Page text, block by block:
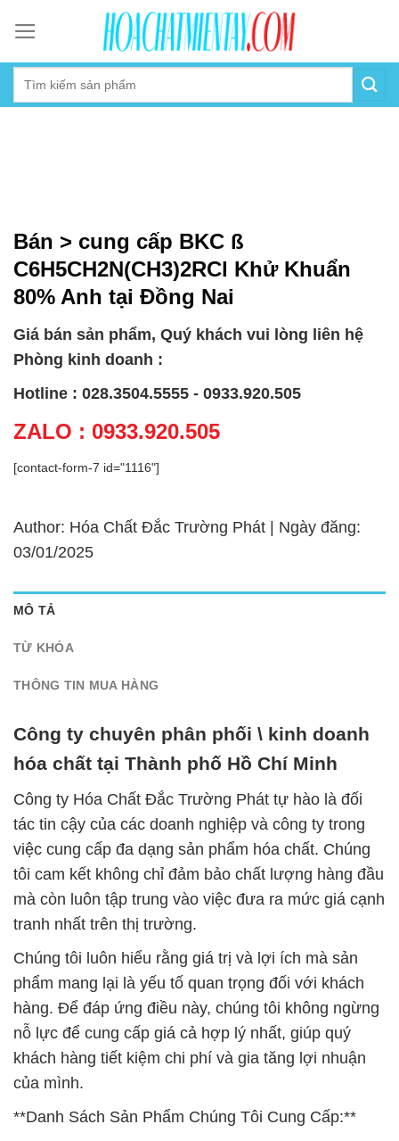
content
Bán > cung cấp BKC ß
C6H5CH2N(CH3)2RCl Khử Khuẩn
80% Anh tại Đồng Nai
Giá bán sản phẩm, Quý khách vui lòng liên hệ
Phòng kinh doanh :
Hotline : 028.3504.5555 - 0933.920.505
ZALO : 0933.920.505
[contact-form-7 id="1116"]
Author: Hóa Chất Đắc Trường Phát | Ngày đăng:
03/01/2025
MÔ TẢ
TỪ KHÓA
THÔNG TIN MUA HÀNG
Công ty chuyên phân phối \ kinh doanh
hóa chất tại Thành phố Hồ Chí Minh
Công ty Hóa Chất Đắc Trường Phát tự hào là đối
tác tin cậy của các doanh nghiệp và công ty trong
việc cung cấp đa dạng sản phẩm hóa chất. Chúng
tôi cam kết không chỉ đảm bảo chất lượng hàng đầu
mà còn luôn tập trung vào việc đưa ra mức giá cạnh
tranh nhất trên thị trường.
Chúng tôi luôn hiểu rằng giá trị và lợi ích mà sản
phẩm mang lại là yếu tố quan trọng đối với khách
hàng. Để đáp ứng điều này, chúng tôi không ngừng
nỗ lực để cung cấp giá cả hợp lý nhất, giúp quý
khách hàng tiết kiệm chi phí và gia tăng lợi nhuận
của mình.
**Danh Sách Sản Phẩm Chúng Tôi Cung Cấp:**